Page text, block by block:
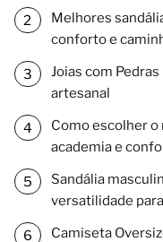
Melhores
conforto e
Joias com
artesanal
Como escolher o
academia e
Sandália
versatilidade
Camiseta